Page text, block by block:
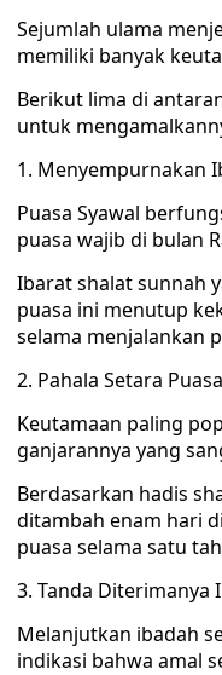
Sejumlah ulama
memiliki banyak
Berikut lima di
untuk
1. Menyempurnakan
Puasa Syawal
puasa wajib di bulan
Ibarat shalat sunnah
puasa ini menutup
selama menjalankan
2. Pahala Setara
Keutamaan paling
ganjarannya yang
Berdasarkan hadis
ditambah enam hari
puasa selama satu
3. Tanda Diterimanya
Melanjutkan ibadah
indikasi bahwa amal